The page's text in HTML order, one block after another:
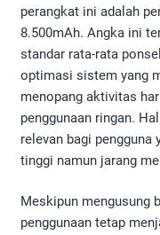
perangkat ini adalah
8.500mAh. Angka ini
standar rata-rata
optimasi sistem yang
menopang aktivitas
penggunaan ringan.
relevan bagi
tinggi namun jarang
Meskipun mengusung
penggunaan tetap